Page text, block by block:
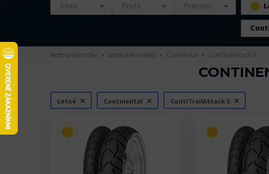
Šírka Profil Priemer
Moto pneumatiky Letné pneumatiky Continental ContiTrailAttack 3
Letné Continental ContiTrailAttack 3